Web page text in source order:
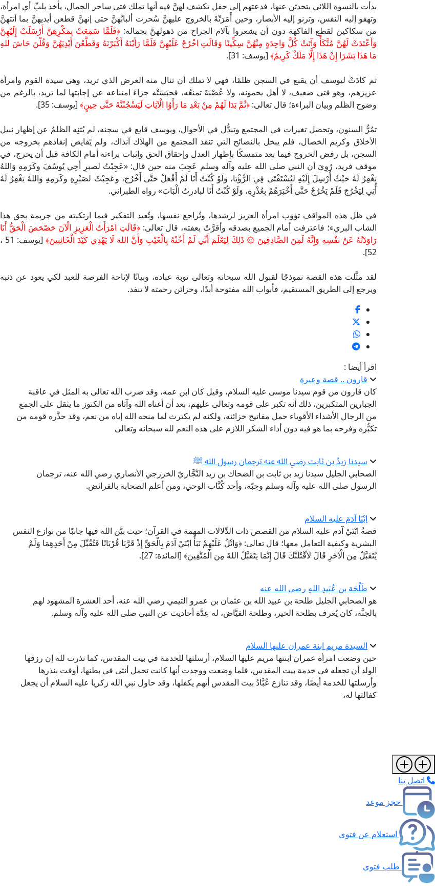
بدأت بالنسوة اللائي يتحدثن عنها، فدعتهم إلى حفل تكشف لهنَّ فيه أنها تملك فتى ساحر الجمال، يأخذ بلبِّ أي امرأة،
وتهفو إليه النفس، وترنو إليه الأبصار، وحين أَمَرَتْهُ بالخروج عليهنَّ سُحرت ألبابُهنَّ حتى إنهنَّ قطعن أيديهنَّ بما آتتهنَّ
من سكاكين لقطع الفاكهة دون أن يشعروا بآلام الجراح من ذهولهنَّ بجماله:﴿فَلَمَّا سَمِعَتْ بِمَكْرِهِنَّ أَرْسَلَتْ إِلَيْهِنَّ
وَأَعْتَدَتْ لَهُنَّ مُتَّكَأً وَآتَتْ كُلَّ وَاحِدَةٍ مِنْهُنَّ سِكِّينًا وَقَالَتِ اخْرُجْ عَلَيْهِنَّ فَلَمَّا رَأَيْنَهُ أَكْبَرْنَهُ وَقَطَّعْنَ أَيْدِيَهُنَّ وَقُلْنَ حَاشَ للهِ
مَا هَذَا بَشَرًا إِنْ هَذَا إِلَّا مَلَكٌ كَرِيمٌ﴾ [يوسف: 31].
ثم كادَتْ ليوسف أن يقبع في السجن ظلمًا، فهي لا تملك أن تنال منه الغرض الذي تريد، وهي سيدة القوم وامرأة
عزيزهم، وهو فتى ضعيف، لا أهل يحمونه، ولا عُصْبَةَ تمنعُه، فحبَسَتْه جزاءَ امتناعه عن إجابتها لما تريد، بالرغم من
وضوح الظلم وبيان البراءة؛ قال تعالى: ﴿ثُمَّ بَدَا لَهُمْ مِنْ بَعْدِ مَا رَأَوُا الْآيَاتِ لَيَسْجُنُنَّهُ حَتَّى حِينٍ﴾ [يوسف: 35].
تمُرُّ السنون، وتحصل تغيرات في المجتمع وتبدُّل في الأحوال، ويوسف قابع في سجنه، لم يُثنِه الظلمُ عن إظهار نبيل
الأخلاق وكريم الخصال، فلم يبخل بالنصائح التي تنقذ المجتمع من الهلاك آنذاك، ولم يًقايض إنقاذهم بخروجه من
السجن، بل رفض الخروج فيما بعد متمسكًا بإظهار العدل وإحقاق الحق وإثبات براءته أمام الكافة قبل أن يخرج، في
موقف فريد، رُوِيَ أن النبي صلى الله عليه وآله وسلم عَجِبَ منه حين قال: «عَجِبْتُ لصبرِ أَخِي يُوسُفَ وكَرَمِهِ وَاللهُ
يَغْفِرُ لَهُ حَيْثُ أُرْسِلَ إِلَيْهِ ليُسْتَفْتَى فِي الرُّؤْيَا، وَلَوْ كُنْتُ أَنَا لَمْ أَفْعَلْ حَتَّى أَخْرُجَ، وعَجِبْتُ لصَبْرِهِ وكَرَمِهِ وَاللهُ يَغْفِرُ لَهُ
أُتِي لِيَخْرُجَ فَلَمْ يَخْرُجْ حَتَّى أَخْبَرَهُمْ بِعُذْرِهِ، وَلَوْ كُنْتُ أَنَا لبادرتُ الْبَابَ» رواه الطبراني.
في ظل هذه المواقف تؤوب امرأة العزيز لرشدها، وتُراجع نفسها، وتُعيد التفكير فيما ارتكبته من جريمة بحق هذا
الشاب البريء؛ فاعترفت أمام الجميع بصدقه وأقرَّتْ بعفته، قال تعالى: ﴿قَالَتِ امْرَأَتُ الْعَزِيزِ الْآنَ حَصْحَصَ الْحَقُّ أَنَا
رَاوَدْتُهُ عَنْ نَفْسِهِ وَإِنَّهُ لَمِنَ الصَّادِقِينَ ۞ ذَلِكَ لِيَعْلَمَ أَنِّي لَمْ أَخُنْهُ بِالْغَيْبِ وَأَنَّ اللهَ لَا يَهْدِي كَيْدَ الْخَائِنِينَ﴾
[يوسف: 51 ،
52].
لقد مثَّلت هذه القصة نموذجًا لقبول الله سبحانه وتعالى توبة عباده، وبيانًا لإتاحة الفرصة للعبد لكي يعود عن ذنبه
ويرجع إلى الطريق المستقيم، فأبواب الله مفتوحة أبدًا، وخزائن رحمته لا تنفد.
اقرأ أيضا :
قارون .. قصة وعبرة
كان قارون من قوم سيدنا موسى عليه السلام، وقيل كان ابن عمه، وقد ضرب الله تعالى به المثل في عاقبة
الجبارين المتكبرين، ذلك أنه تكبر على قومه وتعالى عليهم، بعد أن أغناه الله وآتاه من الكنوز ما يثقل على الجمع
من الرجال الأشداء الأقوياء حمل مفاتيح خزائنه، ولكنه لم يكترث لما منحه الله إياه من نعم، وقد حذَّره قومه من
تكبُّره وفرحه بما هو فيه دون أداء الشكر اللازم على هذه النعم لله سبحانه وتعالى
سيدنا زيدُ بن ثابت رضي الله عنه ترجمان رسول الله ﷺ
الصحابي الجليل سيدنا زيد بن ثابت بن الضحاك بن زيد النَّجَّاريّ الخزرجي الأنصاري رضي الله عنه، ترجمان
الرسول صلى الله عليه وآله وسلم وحِبّه، وأحد كُتَّاب الوحي، ومن أعلم الصحابة بالفرائض.
ابْنَا آدَمَ عليه السلام
قصةُ ابْنَيْ آدم عليه السلام من القصص ذات الدِّلالات المهمة في القرآن؛ حيث بيَّن الله فيها جانبًا من نوازع النفس
البشرية وكيفية التعامل معها؛ قال تعالى: ﴿وَاتْلُ عَلَيْهِمْ نَبَأَ ابْنَيْ آدَمَ بِالْحَقِّ إِذْ قَرَّبَا قُرْبَانًا فَتُقُبِّلَ مِنْ أَحَدِهِمَا وَلَمْ
يُتَقَبَّلْ مِنَ الْآخَرِ قَالَ لَأَقْتُلَنَّكَ قَالَ إِنَّمَا يَتَقَبَّلُ اللهُ مِنَ الْمُتَّقِينَ﴾ [المائدة: 27].
طَلْحَة بن عُبَيدِ اللهِ رضي الله عنه
هو الصحابي الجليل طلحة بن عبيد الله بن عثمان بن عمرو التيمي رضي الله عنه، أحد العشرة المشهود لهم
بالجنَّة، كان يُعرف بطلحة الخير، وطلحة الفيَّاض، له عِدَّة أحاديث عن النبي صلى الله عليه وآله وسلم.
السيدة مريم ابنة عمران عليها السلام
حين وضعت امرأة عمران ابنتها مريم عليها السلام، أرسلتها للخدمة في بيت المقدس، كما نذرت لله إن رزقها
الولد أن تجعله في خدمة بيت المقدس، فلما وضعت ووجدت أنها كانت تحمل أنثى في بطنها، أوفت بنذرها
وأرسلتها للخدمة أيضًا، وقد تنازع عُبَّادُ بيت المقدس أيهم يكفلها، وقد حاول نبي الله زكريا عليه السلام أن يجعل
كفالتها له،
اتصل بنا
حجز موعد
استعلام عن فتوى
طلب فتوى